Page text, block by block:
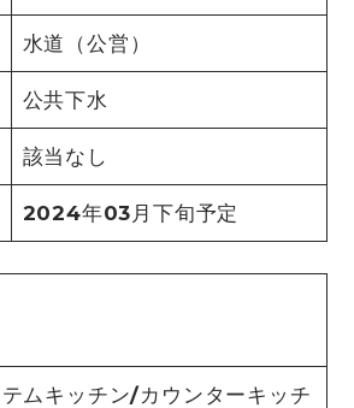
水道（公営）
公共下水
該当なし
2024年03月下旬予定
ムキッチン/カウンターキッチ